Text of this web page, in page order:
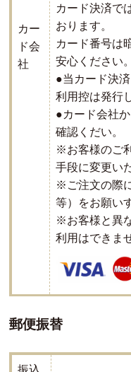
カー
ド会
社
カード決済で
おります。
カード番号は
安心ください。
●当カード決
利用控は発行
●カード会社
確認くだい。
※お客様のご
手段に変更い
※ご注文の際
等）をお願い
※お客様と異
利用はできま
郵便振替
振込